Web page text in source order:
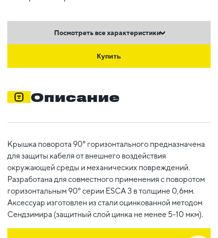
Посмотреть все характеристики
Купить
Описание
Крышка поворота 90° горизонтального предназначена
для защиты кабеля от внешнего воздействия
окружающей среды и механических повреждений.
Разработана для совместного применения с поворотом
горизонтальным 90° серии ESCA 3 в толщине 0,6мм.
Аксессуар изготовлен из стали оцинкованной методом
Сендзимира (защитный слой цинка не менее 5-10 мкм).